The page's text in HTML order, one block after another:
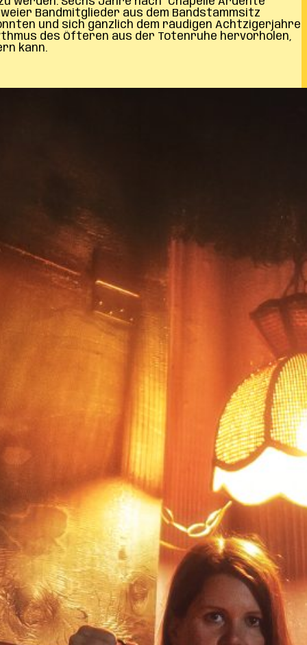
Bandmitglieder aus dem Bandstammsitz
und sich gänzlich dem räudigen Achtzigerjahre
des Öfteren aus der Totenruhe hervorholen,
kann.